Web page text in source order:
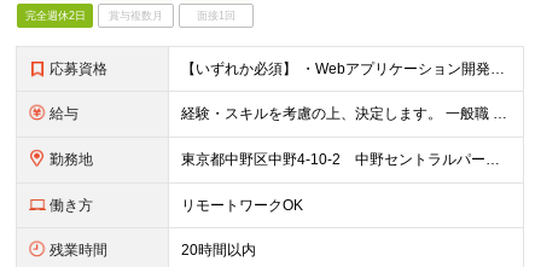
完全週休2日 賞与複数月 面接1回
応募資格 【いずれか必須】 ・Webアプリケーション開発の実務経験（3年以上） ・クラウドサービス開発の実務経験（3年以上） ・プロジェクトマネージャーの実務経験（3年以上）
給与 経験・スキルを考慮の上、決定します。 一般職 想定年収430万円〜750万円 月給25万5千円〜45万円 ※別途残業代全額支給 管理職 想定年収720万円〜980万円 月給60万円〜81万5千円
勤務地 東京都中野区中野4-10-2 中野セントラルパークサウス16F （将来的な就業場所の変更の範囲）会社の定める事業所への異動（総合職は転居を伴う配置転換を含む）を命じることがある。
働き方 リモートワークOK
残業時間 20時間以内